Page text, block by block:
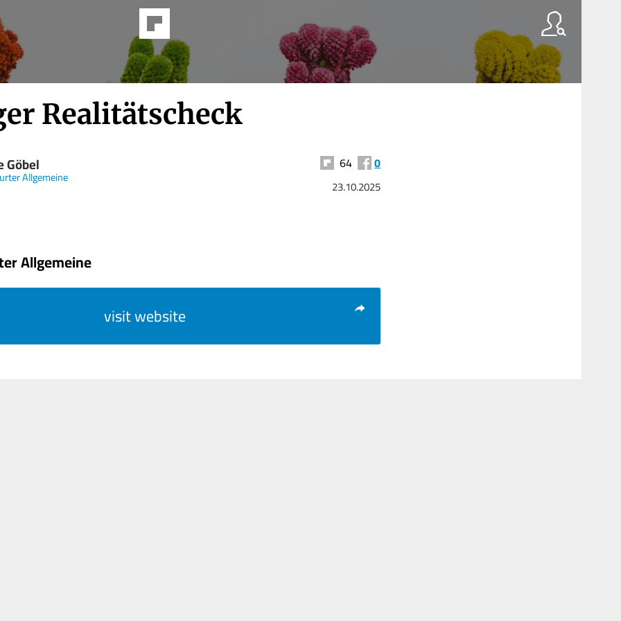
Realitätscheck
Göbel
Allgemeine
64 0
23.10.2025
Allgemeine
visit website